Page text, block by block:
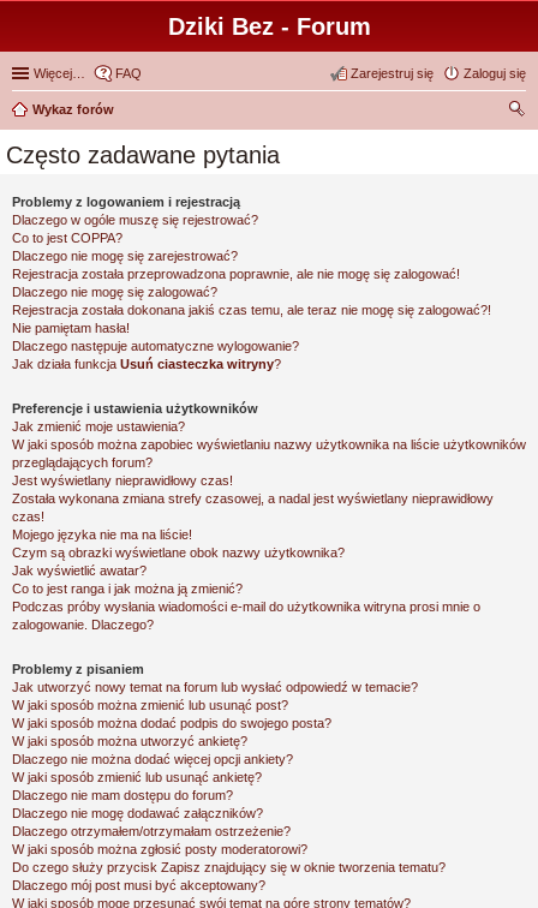
Dziki Bez - Forum
Więcej… FAQ Zaloguj się
Zarejestruj się
Wykaz forów
Często zadawane pytania
Problemy z logowaniem i rejestracją
Dlaczego w ogóle muszę się rejestrować?
Co to jest COPPA?
Dlaczego nie mogę się zarejestrować?
Rejestracja została przeprowadzona poprawnie, ale nie mogę się zalogować!
Dlaczego nie mogę się zalogować?
Rejestracja została dokonana jakiś czas temu, ale teraz nie mogę się zalogować?!
Nie pamiętam hasła!
Dlaczego następuje automatyczne wylogowanie?
Jak działa funkcja Usuń ciasteczka witryny?
Preferencje i ustawienia użytkowników
Jak zmienić moje ustawienia?
W jaki sposób można zapobiec wyświetlaniu nazwy użytkownika na liście użytkowników
przeglądających forum?
Jest wyświetlany nieprawidłowy czas!
Została wykonana zmiana strefy czasowej, a nadal jest wyświetlany nieprawidłowy
czas!
Mojego języka nie ma na liście!
Czym są obrazki wyświetlane obok nazwy użytkownika?
Jak wyświetlić awatar?
Co to jest ranga i jak można ją zmienić?
Podczas próby wysłania wiadomości e-mail do użytkownika witryna prosi mnie o
zalogowanie. Dlaczego?
Problemy z pisaniem
Jak utworzyć nowy temat na forum lub wysłać odpowiedź w temacie?
W jaki sposób można zmienić lub usunąć post?
W jaki sposób można dodać podpis do swojego posta?
W jaki sposób można utworzyć ankietę?
Dlaczego nie można dodać więcej opcji ankiety?
W jaki sposób zmienić lub usunąć ankietę?
Dlaczego nie mam dostępu do forum?
Dlaczego nie mogę dodawać załączników?
Dlaczego otrzymałem/otrzymałam ostrzeżenie?
W jaki sposób można zgłosić posty moderatorowi?
Do czego służy przycisk Zapisz znajdujący się w oknie tworzenia tematu?
Dlaczego mój post musi być akceptowany?
W jaki sposób mogę przesunąć swój temat na górę strony tematów?